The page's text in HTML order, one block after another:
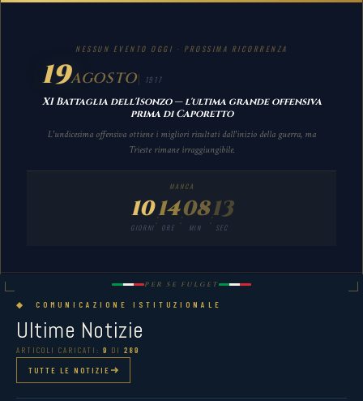
NESSUN EVENTO OGGI · PROSSIMA RICORRENZA
19AGOSTO 1917
XI Battaglia dell'Isonzo — l'ultima grande offensiva
prima di Caporetto
L'undicesima offensiva ottiene i migliori risultati dall'inizio della guerra, ma
Trieste rimane irraggiungibile.
MANCA
10
GIORNI:14
ORE :08
MIN :12
SEC
PER SE FULGET
◆ COMUNICAZIONE ISTITUZIONALE
Ultime Notizie
ARTICOLI CARICATI: 9 DI 289
TUTTE LE NOTIZIE